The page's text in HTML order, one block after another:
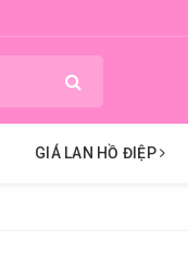
GIÁ LAN HỒ ĐIỆP